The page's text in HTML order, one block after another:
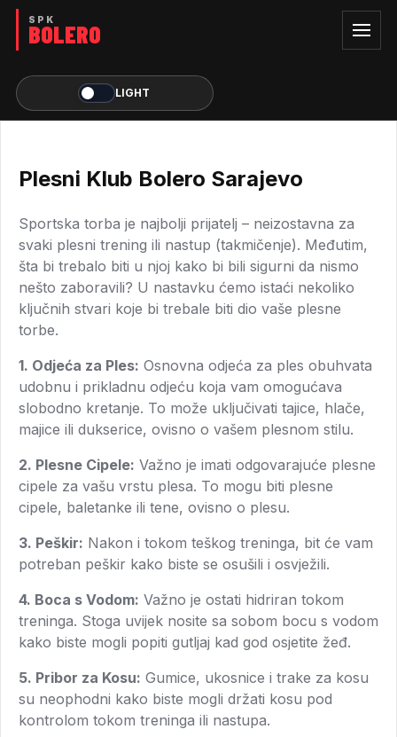
LIGHT
Plesni Klub Bolero Sarajevo
Sportska torba je najbolji prijatelj – neizostavna za
svaki plesni trening ili nastup (takmičenje). Međutim,
šta bi trebalo biti u njoj kako bi bili sigurni da nismo
nešto zaboravili? U nastavku ćemo istaći nekoliko
ključnih stvari koje bi trebale biti dio vaše plesne
torbe.
1. Odjeća za Ples: Osnovna odjeća za ples obuhvata
udobnu i prikladnu odjeću koja vam omogućava
slobodno kretanje. To može uključivati tajice, hlače,
majice ili dukserice, ovisno o vašem plesnom stilu.
2. Plesne Cipele: Važno je imati odgovarajuće plesne
cipele za vašu vrstu plesa. To mogu biti plesne
cipele, baletanke ili tene, ovisno o plesu.
3. Peškir: Nakon i tokom teškog treninga, bit će vam
potreban peškir kako biste se osušili i osvježili.
4. Boca s Vodom: Važno je ostati hidriran tokom
treninga. Stoga uvijek nosite sa sobom bocu s vodom
kako biste mogli popiti gutljaj kad god osjetite žeđ.
5. Pribor za Kosu: Gumice, ukosnice i trake za kosu
su neophodni kako biste mogli držati kosu pod
kontrolom tokom treninga ili nastupa.